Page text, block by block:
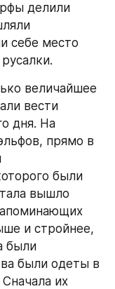
делили
себе место
величайшее
вести
дня. На
прямо в
были
вышло
и стройнее,
были
были одеты в
их